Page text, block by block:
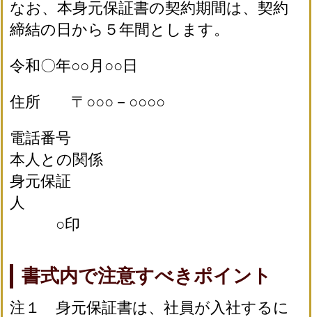
なお、本身元保証書の契約期間は、契約
締結の日から５年間とします。
令和〇年○○月○○日
住所 〒○○○－○○○○
電話番号
本人との関係
身元保証
人
○印
書式内で注意すべきポイント
注１ 身元保証書は、社員が入社するに